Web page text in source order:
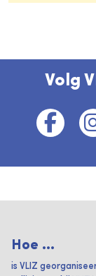
Volg
Hoe ...
is VLIZ